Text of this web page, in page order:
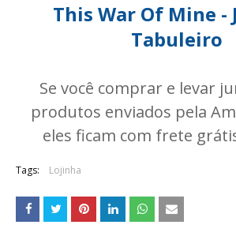
This War Of Mine -
Tabuleiro
Se você comprar e levar
produtos enviados pela
eles ficam com frete
Tags: Lojinha